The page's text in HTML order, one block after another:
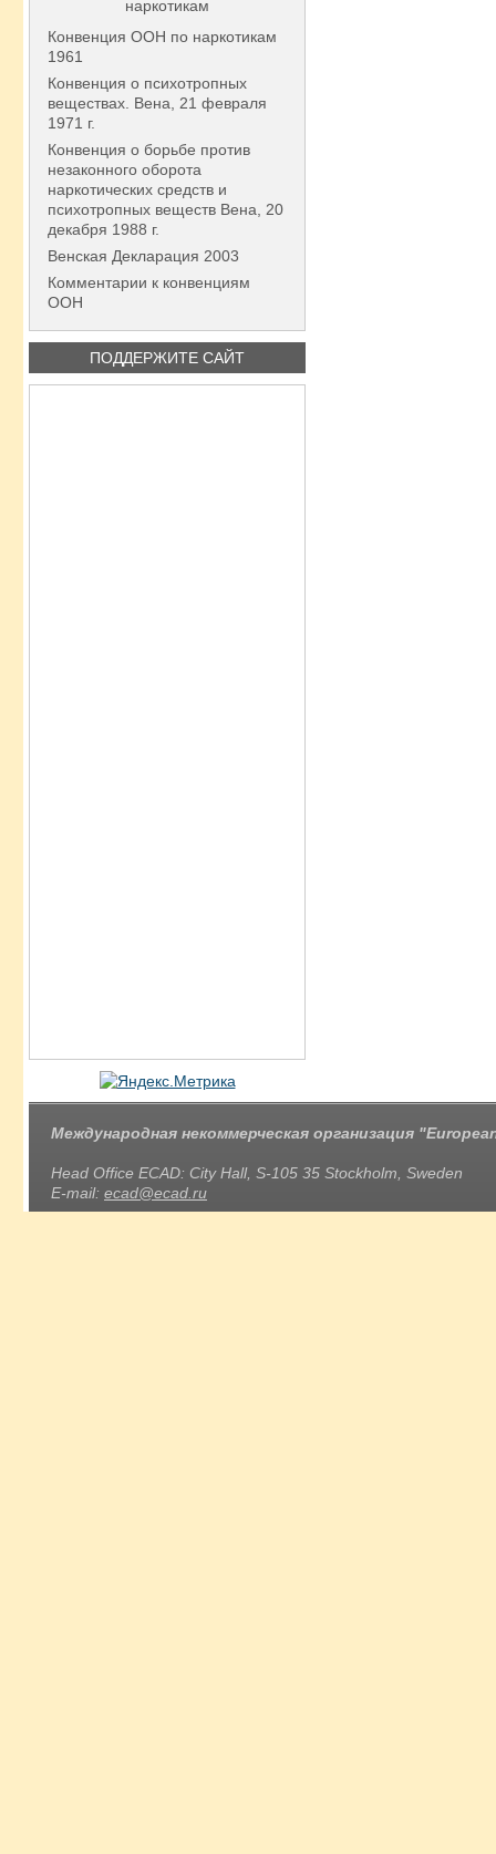
Конвенция ООН по наркотикам
1961
Конвенция о психотропных
веществах. Вена, 21 февраля
1971 г.
Конвенция о борьбе против
незаконного оборота
наркотических средств и
психотропных веществ Вена, 20
декабря 1988 г.
Венская Декларация 2003
Комментарии к конвенциям
ООН
ПОДДЕРЖИТЕ САЙТ
Международная некоммерческая организация
Head Office ECAD: City Hall, S-105 35 Stockholm, Sweden
E-mail: ecad@ecad.ru